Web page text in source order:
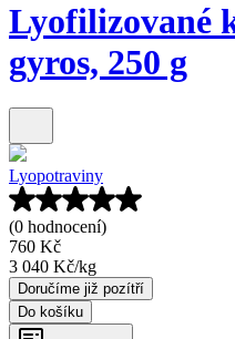
Lyofilizované
gyros, 250 g
Lyopotraviny
(0 hodnocení)
760 Kč
3 040 Kč/kg
Doručíme již pozítří
Do košíku